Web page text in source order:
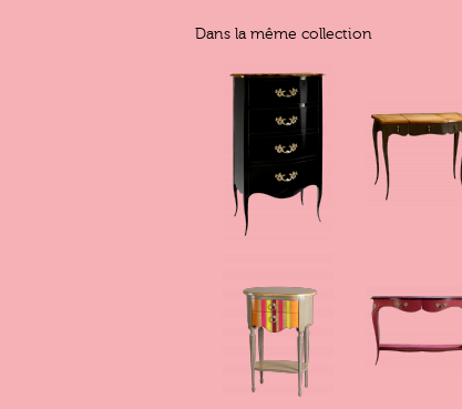
Dans la même collection